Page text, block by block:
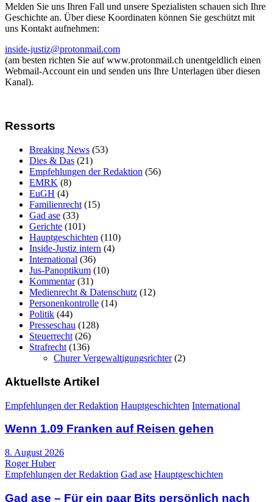
Melden Sie uns Ihren Fall und unsere Spezialisten schauen sich Ihre
Geschichte an. Über diese Koordinaten können Sie geschützt mit
uns Kontakt aufnehmen:
inside-justiz@protonmail.com
(am besten richten Sie auf www.protonmail.ch unentgeldlich einen
Webmail-Account ein und senden uns Ihre Unterlagen über diesen
Kanal).
Ressorts
Breaking News (53)
Dies & Das (21)
Empfehlungen der Redaktion (56)
EMRK (8)
EuGH (4)
Familienrecht (15)
Gad ase (33)
Gerichte (101)
Hauptgeschichten (110)
Inside-Justiz intern (4)
International (36)
Jus-Panoptikum (10)
Kommentar(31)
Medienrecht & Datenschutz (12)
Personenkontrolle (14)
Politik (44)
Presseschau (128)
Steuerrecht (26)
Strafrecht (136)
Churer Vergewaltigungsrichter(2)
Aktuellste Artikel
Empfehlungen der Redaktion Hauptgeschichten International
Wenn 1.09 Franken auf Reisen gehen
8. August 2026
Roger Huber
Empfehlungen der Redaktion Gad ase Hauptgeschichten
Gad ase – Für ein paar Bits persönlich nach